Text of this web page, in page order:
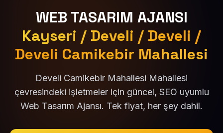
WEB TASARIM AJANSI
Kayseri / Develi / Develi /
Develi Camikebir Mahallesi
Develi Camikebir Mahallesi Mahallesi
çevresindeki işletmeler için güncel, SEO uyumlu
Web Tasarım Ajansı. Tek fiyat, her şey dahil.